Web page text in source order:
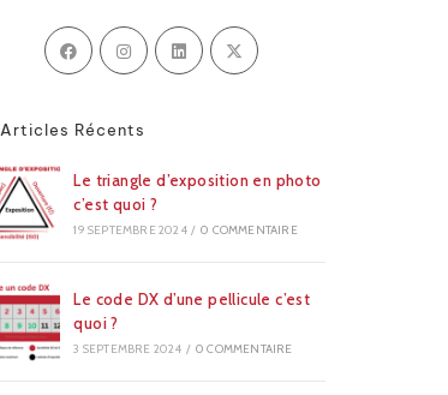
Articles Récents
Le triangle d’exposition en photo
c’est quoi ?
19 SEPTEMBRE 2024 / 0 COMMENTAIRE
Le code DX d’une pellicule c’est
quoi ?
3 SEPTEMBRE 2024 / 0 COMMENTAIRE